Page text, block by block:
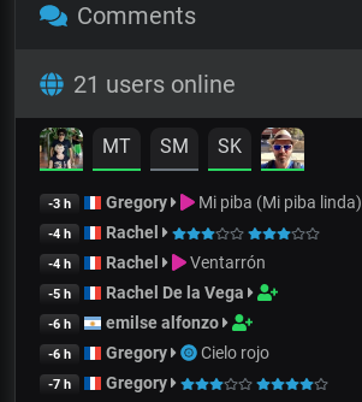
Comments
21 users online
MT SM SK
-3 h Gregory Mi piba (Mi piba linda)
-4 h Rachel
-4 h Rachel Ventarrón
-5 h Rachel De la Vega
-6 h emilse alfonzo
-6 h Gregory Cielo rojo
-7 h Gregory